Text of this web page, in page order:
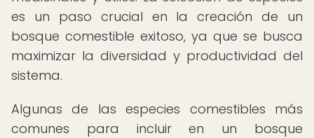
es un paso crucial en la creación de un
bosque comestible exitoso, ya que se busca
maximizar la diversidad y productividad del
sistema.
Algunas de las especies comestibles más
comunes para incluir en un bosque